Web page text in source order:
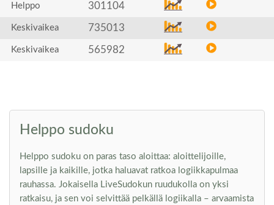
Helppo 301104
Keskivaikea 735013
Keskivaikea 565982
Helppo sudoku
Helppo sudoku on paras taso aloittaa: aloittelijoille,
lapsille ja kaikille, jotka haluavat ratkoa logiikkapulmaa
rauhassa. Jokaisella LiveSudokun ruudukolla on yksi
ratkaisu, ja sen voi selvittää pelkällä logiikalla – arvaamista